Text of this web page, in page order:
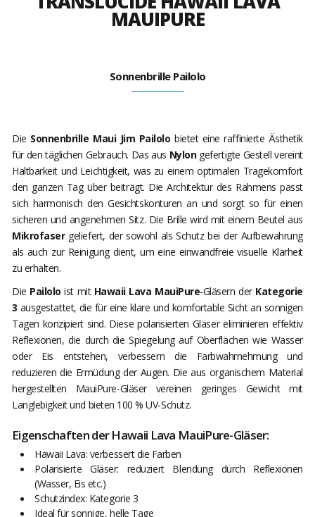
MAUIPURE
Sonnenbrille Pailolo
Die Sonnenbrille Maui Jim Pailolo bietet eine raffinierte Ästhetik
für den täglichen Gebrauch. Das aus Nylongefertigte Gestell vereint
Haltbarkeit und Leichtigkeit, was zu einem optimalen Tragekomfort
den ganzen Tag über beiträgt. Die Architektur des Rahmens passt
sich harmonisch den Gesichtskonturen an und sorgt so für einen
sicheren und angenehmen Sitz. Die Brille wird mit einem Beutel aus
Mikrofasergeliefert, der sowohl als Schutz bei der Aufbewahrung
als auch zur Reinigung dient, um eine einwandfreie visuelle Klarheit
zu erhalten.
Die Pailolo ist mit Hawaii Lava MauiPure-Gläsern der Kategorie
3 ausgestattet, die für eine klare und komfortable Sicht an sonnigen
Tagen konzipiert sind. Diese polarisierten Gläser eliminieren effektiv
Reflexionen, die durch die Spiegelung auf Oberflächen wie Wasser
oder Eis entstehen, verbessern die Farbwahrnehmung und
reduzieren die Ermüdung der Augen. Die aus organischem Material
hergestellten MauiPure-Gläser vereinen geringes Gewicht mit
Langlebigkeit und bieten 100 % UV-Schutz.
Eigenschaften der Hawaii Lava MauiPure-Gläser:
Hawaii Lava: verbessert die Farben
Polarisierte Gläser: reduziert Blendung durch Reflexionen
(Wasser, Eis etc.)
Schutzindex: Kategorie 3
Ideal für sonnige, helle Tage